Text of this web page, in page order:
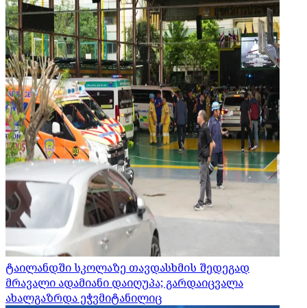
ტაილანდში სკოლაზე თავდასხმის შედეგად
მრავალი ადამიანი დაიღუპა; გარდაიცვალა
ახალგაზრდა ეჭვმიტანილიც